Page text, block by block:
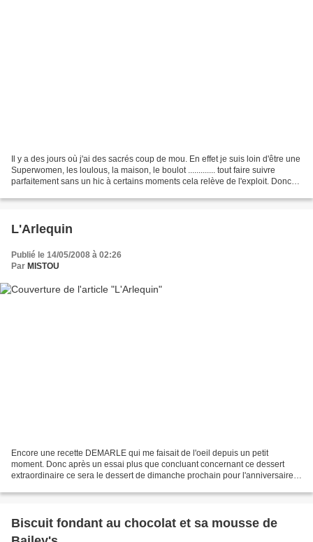
Il y a des jours où j'ai des sacrés coup de mou. En effet je suis loin d'être une
Superwomen, les loulous, la maison, le boulot ............. tout faire suivre
parfaitement sans un hic à certains moments cela relève de l'exploit. Donc
L'Arlequin
Publié le 14/05/2008 à 02:26
Par MISTOU
Encore une recette DEMARLE qui me faisait de l'oeil depuis un petit
moment. Donc après un essai plus que concluant concernant ce dessert
extraordinaire ce sera le dessert de dimanche prochain pour l'anniversaire
Biscuit fondant au chocolat et sa mousse de